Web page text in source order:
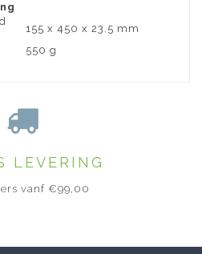
155 x 450 x 23.5 mm
550 g
LEVERING
vanf €99,00